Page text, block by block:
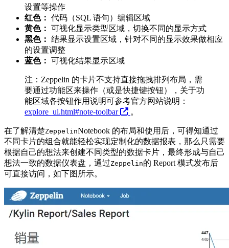
设置等操作
红色： 代码（SQL 语句）编辑区域
黄色： 可视化显示类型区域，切换不同的显示方式
黑色： 结果显示设置区域，针对不同的显示效果做相应
的设置调整
蓝色： 可视化结果显示区域
注：Zeppelin 的卡片不支持直接拖拽排列布局，需
要通过功能区来操作（或是快捷键按钮），关于功
能区域各按钮作用说明可参考官方网站说明：
explore_ui.html#note-toolbar
。
在了解清楚ZeppelinNotebook 的布局和使用后，可得知通过
不同卡片的组合就能轻松实现定制化的数据报表，那么只需要
根据自己的想法来创建不同类型的数据卡片，最终形成与自己
想法一致的数据仪表盘，通过Zeppelin的 Report 模式发布后
可直接访问，如下图所示。